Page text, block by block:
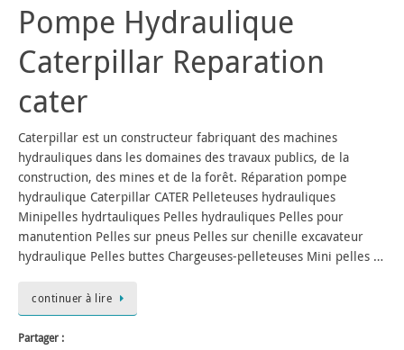
Pompe Hydraulique
Caterpillar Reparation
cater
Caterpillar est un constructeur fabriquant des machines
hydrauliques dans les domaines des travaux publics, de la
construction, des mines et de la forêt. Réparation pompe
hydraulique Caterpillar CATER Pelleteuses hydrauliques
Minipelles hydrtauliques Pelles hydrauliques Pelles pour
manutention Pelles sur pneus Pelles sur chenille excavateur
hydraulique Pelles buttes Chargeuses-pelleteuses Mini pelles …
continuer à lire
Partager :